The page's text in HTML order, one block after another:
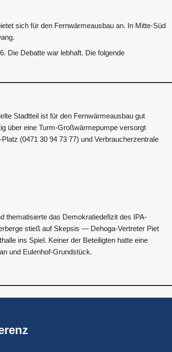
sich für den Fernwärmeausbau an. In Mitte-Süd
Die Debatte war lebhaft. Die folgende
Stadtteil ist für den Fernwärmeausbau gut
über eine Turm-Großwärmepumpe versorgt
(0471 30 94 73 77) und Verbraucherzentrale
thematisierte das Demokratiedefizit des IPA-
stieß auf Skepsis — Dehoga-Vertreter Piet
ins Spiel. Keiner der Beteiligten hatte eine
und Eulenhof-Grundstück.